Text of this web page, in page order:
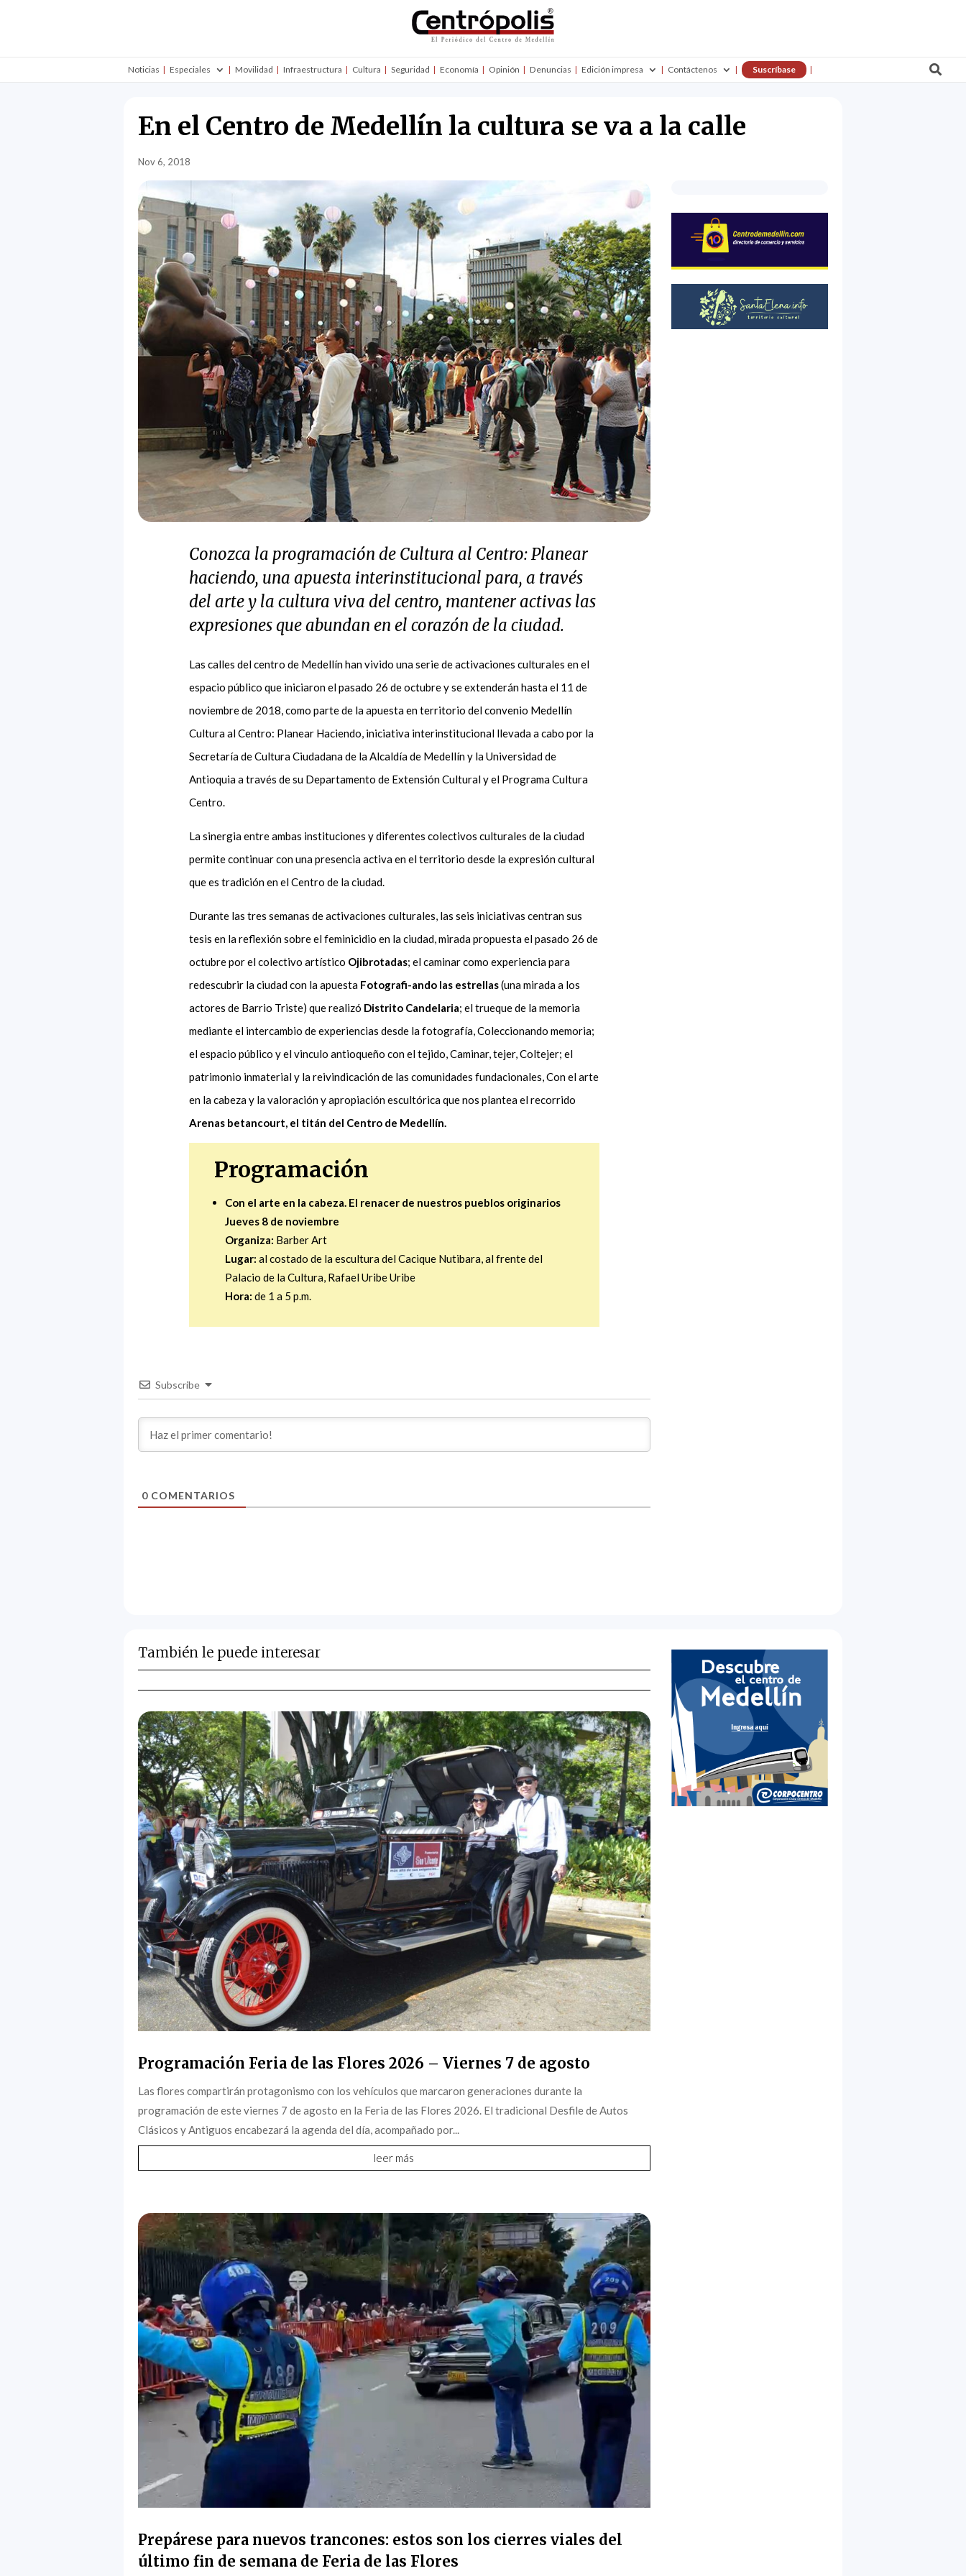
Noticias Especiales Movilidad Infraestructura Cultura Seguridad Economía Opinión Denuncias Edición impresa Contáctenos Suscríbase 
En el Centro de Medellín la cultura se va a la calle
Nov 6, 2018
Conozca la programación de Cultura al Centro: Planear
haciendo, una apuesta interinstitucional para, a través
del arte y la cultura viva del centro, mantener activas las
expresiones que abundan en el corazón de la ciudad.
Las calles del centro de Medellín han vivido una serie de activaciones culturales en el
espacio público que iniciaron el pasado 26 de octubre y se extenderán hasta el 11 de
noviembre de 2018, como parte de la apuesta en territorio del convenio Medellín
Cultura al Centro: Planear Haciendo, iniciativa interinstitucional llevada a cabo por la
Secretaría de Cultura Ciudadana de la Alcaldía de Medellín y la Universidad de
Antioquia a través de su Departamento de Extensión Cultural y el Programa Cultura
Centro.
La sinergia entre ambas instituciones y diferentes colectivos culturales de la ciudad
permite continuar con una presencia activa en el territorio desde la expresión cultural
que es tradición en el Centro de la ciudad.
Durante las tres semanas de activaciones culturales, las seis iniciativas centran sus
tesis en la reflexión sobre el feminicidio en la ciudad, mirada propuesta el pasado 26 de
octubre por el colectivo artístico Ojibrotadas; el caminar como experiencia para
redescubrir la ciudad con la apuesta Fotografi-ando las estrellas(una mirada a los
actores de Barrio Triste) que realizó Distrito Candelaria; el trueque de la memoria
mediante el intercambio de experiencias desde la fotografía, Coleccionando memoria;
el espacio público y el vinculo antioqueño con el tejido, Caminar, tejer, Coltejer; el
patrimonio inmaterial y la reivindicación de las comunidades fundacionales, Con el arte
en la cabeza y la valoración y apropiación escultórica que nos plantea el recorrido
Arenas betancourt, el titán del Centro de Medellín.
Programación
Con el arte en la cabeza. El renacer de nuestros pueblos originarios
Jueves 8 de noviembre
Organiza: Barber Art
Lugar: al costado de la escultura del Cacique Nutibara, al frente del
Palacio de la Cultura, Rafael Uribe Uribe
Hora: de 1 a 5 p.m.
Subscribe
0 COMENTARIOS
También le puede interesar
Programación Feria de las Flores 2026 – Viernes 7 de agosto
Las flores compartirán protagonismo con los vehículos que marcaron generaciones durante la
programación de este viernes 7 de agosto en la Feria de las Flores 2026. El tradicional Desfile de Autos
Clásicos y Antiguos encabezará la agenda del día, acompañado por...
leer más
Prepárese para nuevos trancones: estos son los cierres viales del
último fin de semana de Feria de las Flores